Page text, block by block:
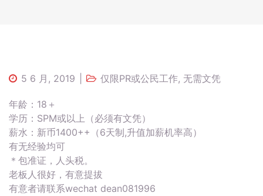
5 6 月, 2019 仅限PR或公民工作, 无需文凭
年龄：18＋
学历：SPM或以上（必须有文凭）
薪水：新币1400++（6天制,升值加薪机率高）
有无经验均可
＊包准证，人头税。
老板人很好，有意提拔
有意者请联系wechat dean081996